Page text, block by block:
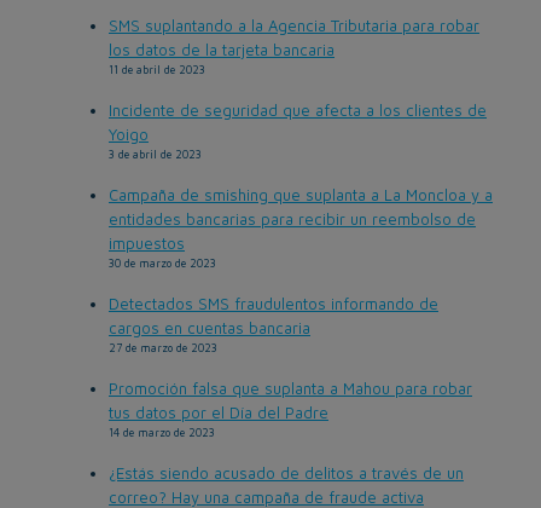
SMS suplantando a la Agencia Tributaria para robar
los datos de la tarjeta bancaria
11 de abril de 2023
Incidente de seguridad que afecta a los clientes de
Yoigo
3 de abril de 2023
Campaña de smishing que suplanta a La Moncloa y a
entidades bancarias para recibir un reembolso de
impuestos
30 de marzo de 2023
Detectados SMS fraudulentos informando de
cargos en cuentas bancaria
27 de marzo de 2023
Promoción falsa que suplanta a Mahou para robar
tus datos por el Día del Padre
14 de marzo de 2023
¿Estás siendo acusado de delitos a través de un
correo? Hay una campaña de fraude activa